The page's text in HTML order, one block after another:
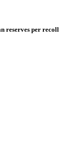
reserves per